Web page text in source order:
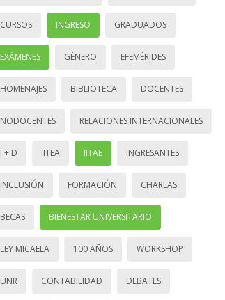
CURSOS INGRESO GRADUADOS
EXÁMENES GÉNERO EFEMÉRIDES
HOMENAJES BIBLIOTECA DOCENTES
NODOCENTES RELACIONES INTERNACIONALES
I + D IITEA IITAE INGRESANTES
INCLUSIÓN FORMACIÓN CHARLAS
BECAS BIENESTAR UNIVERSITARIO
LEY MICAELA 100 AÑOS WORKSHOP
UNR CONTABILIDAD DEBATES